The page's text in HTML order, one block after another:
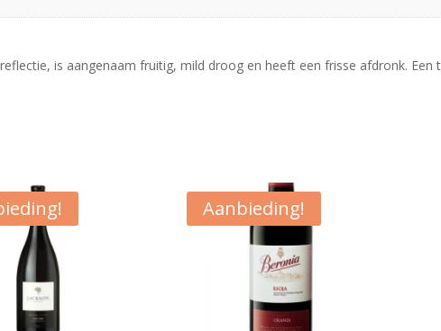
is aangenaam fruitig, mild droog en heeft een frisse afdronk. Een
Aanbieding!